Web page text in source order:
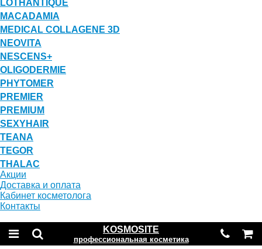
LOTHANTIQUE
MACADAMIA
MEDICAL COLLAGENE 3D
NEOVITA
NESCENS+
OLIGODERMIE
PHYTOMER
PREMIER
PREMIUM
SEXYHAIR
TEANA
TEGOR
THALAC
Акции
Доставка и оплата
Кабинет косметолога
Контакты
KOSMOSITE
профессиональная косметика